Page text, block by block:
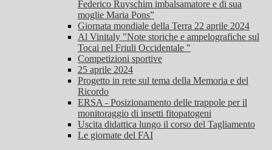
Federico Ruyschim imbalsamatore e di sua
moglie Maria Pons”
Giornata mondiale della Terra 22 aprile 2024
Al Vinitaly "Note storiche e ampelografiche sul
Tocai nel Friuli Occidentale "
Competizioni sportive
25 aprile 2024
Progetto in rete sul tema della Memoria e del
Ricordo
ERSA - Posizionamento delle trappole per il
monitoraggio di insetti fitopatogeni
Uscita didattica lungo il corso del Tagliamento
Le giornate del FAI